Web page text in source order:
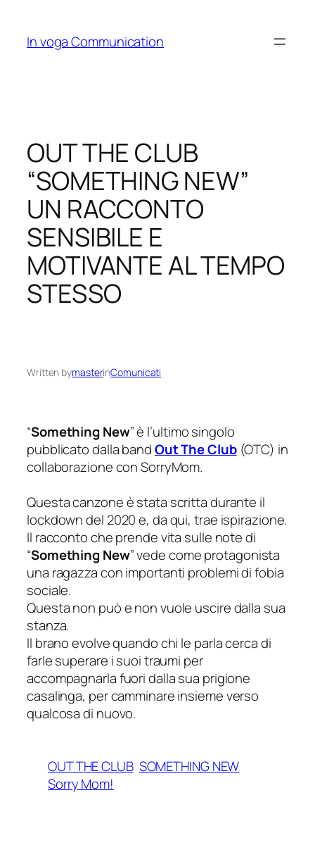
content
In voga Communication
OUT THE CLUB
“SOMETHING NEW”
UN RACCONTO
SENSIBILE E
MOTIVANTE AL TEMPO
STESSO
Written bymasterinComunicati
“Something New” è l’ultimo singolo
pubblicato dalla bandOut The Club(OTC) in
collaborazione con SorryMom.
Questa canzone è stata scritta durante il
lockdown del 2020 e, da qui, trae ispirazione.
Il racconto che prende vita sulle note di
“Something New” vede come protagonista
una ragazza con importanti problemi di fobia
sociale.
Questa non può e non vuole uscire dalla sua
stanza.
Il brano evolve quando chi le parla cerca di
farle superare i suoi traumi per
accompagnarla fuori dalla sua prigione
casalinga, per camminare insieme verso
qualcosa di nuovo.
OUT THE CLUB SOMETHING NEW
Sorry Mom!